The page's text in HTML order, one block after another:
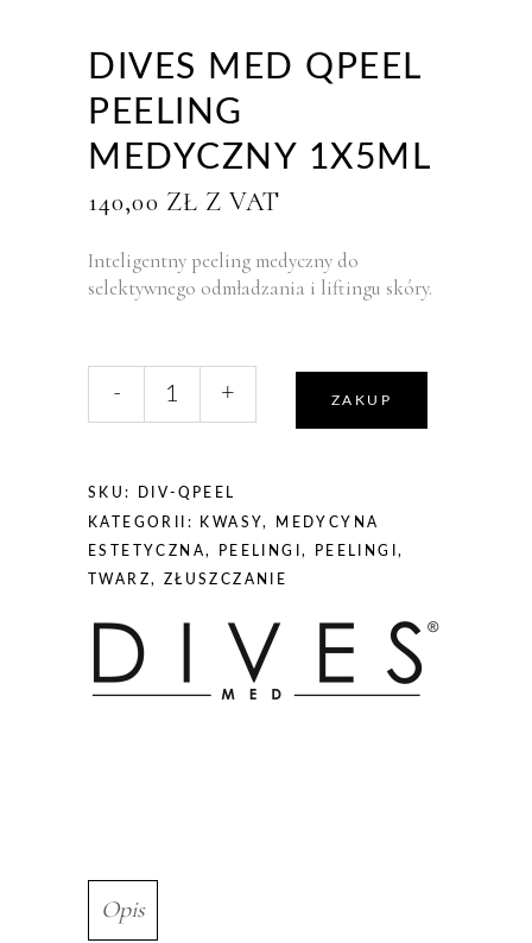
DIVES MED QPEEL
PEELING
MEDYCZNY 1X5ML
140,00 ZŁ Z VAT
Inteligentny peeling medyczny do
selektywnego odmładzania i liftingu skóry.
peeling
medyczny
1x5ml
- + ZAKUP
SKU: DIV-QPEEL
KATEGORII: KWASY,
MEDYCYNA
ESTETYCZNA, PEELINGI, PEELINGI,
TWARZ, ZŁUSZCZANIE
Opis